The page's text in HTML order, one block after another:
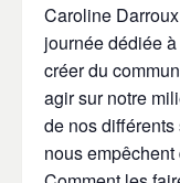
Caroline
journée dédiée
créer du
agir sur notre
de nos
nous empêchent